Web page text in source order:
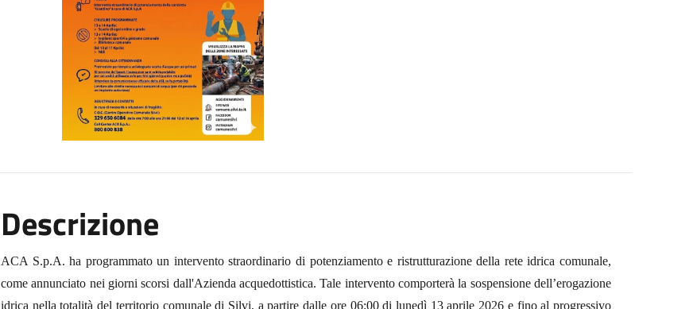
Descrizione
ACA S.p.A. ha programmato un intervento straordinario di potenziamento e ristrutturazione della rete idrica comunale,
come annunciato nei giorni scorsi dall'Azienda acquedottistica. Tale intervento comporterà la sospensione dell’erogazione
idrica nella totalità del territorio comunale di Silvi, a partire dalle ore 06:00 di lunedì 13 aprile 2026 e fino al progressivo